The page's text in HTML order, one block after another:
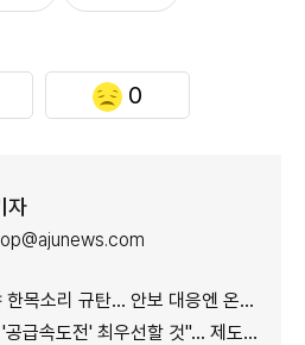
0
자
목소리 규탄… 안보 대응엔 온도차
' 최우선할 것"… 제도 개선·직원 참여 독려